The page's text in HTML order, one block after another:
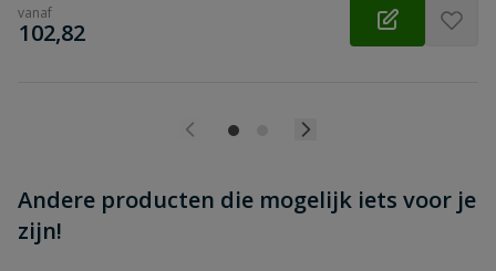
vanaf
€
102,82
Andere producten die mogelijk iets voor je
zijn!